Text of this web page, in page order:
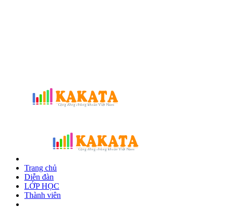
Trang chủ
Diễn đàn
LỚP HỌC
Thành viên